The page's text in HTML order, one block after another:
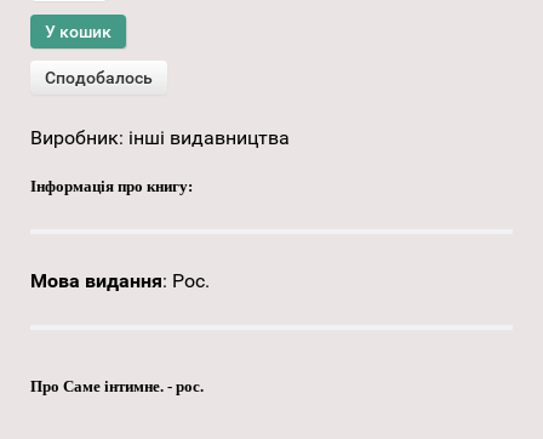
Виробник: інші видавництва
Інформація про книгу:
Мова видання: Рос.
Про Саме інтимне. - рос.